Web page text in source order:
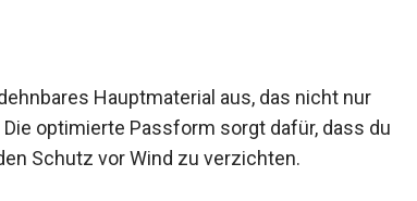
Hauptmaterial aus, das nicht nur
optimierte Passform sorgt dafür, dass du
Schutz vor Wind zu verzichten.